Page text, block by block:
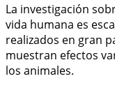
La investigación
vida humana es
realizados en gran
muestran efectos
los animales.